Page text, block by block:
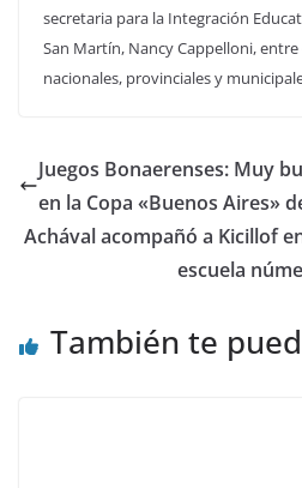
secretaria para la Integración
San Martín, Nancy Cappelloni,
nacionales, provinciales y
Juegos Bonaerenses: Muy
en la Copa «Buenos Aires»
Achával acompañó a Kicillof
escuela
También te